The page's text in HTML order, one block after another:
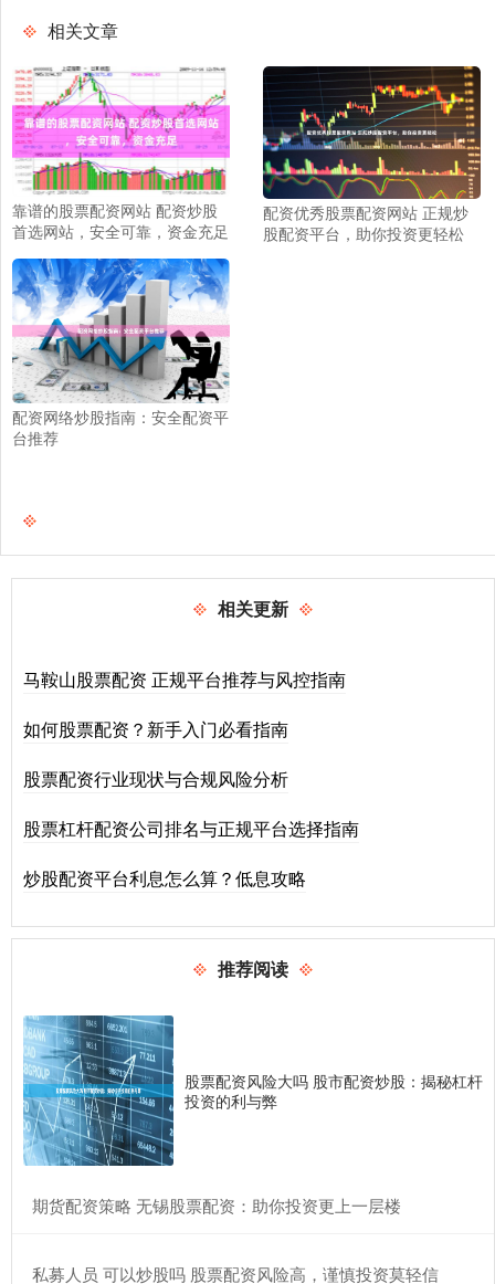
相关文章
靠谱的股票配资网站 配资炒股
首选网站，安全可靠，资金充足
配资优秀股票配资网站 正规炒
股配资平台，助你投资更轻松
配资网络炒股指南：安全配资平
台推荐
相关更新
马鞍山股票配资 正规平台推荐与风控指南
如何股票配资？新手入门必看指南
股票配资行业现状与合规风险分析
股票杠杆配资公司排名与正规平台选择指南
炒股配资平台利息怎么算？低息攻略
推荐阅读
股票配资风险大吗 股市配资炒股：揭秘杠杆
投资的利与弊
​期货配资策略 无锡股票配资：助你投资更上一层楼
​私募人员 可以炒股吗 股票配资风险高，谨慎投资莫轻信